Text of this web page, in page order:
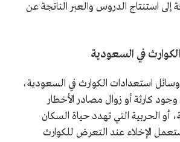
إلى استنتاج الدروس والعبر الناتجة عن
في السعودية
استعدادات الكوارث في السعودية،
كارثة أو زوال مصادر الأخطار
أو الحربية التي تهدد حياة السكان
الإخلاء عند التعرض للكوارث